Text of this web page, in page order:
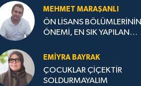
MEHMET MARAŞANLI
ÖN LİSANS BÖLÜMLERİNİN
ÖNEMİ, EN SIK YAPILAN
STRATEJİLERİ
EMIYRA BAYRAK
ÇOCUKLAR ÇİÇEKTİR
SOLDURMAYALIM